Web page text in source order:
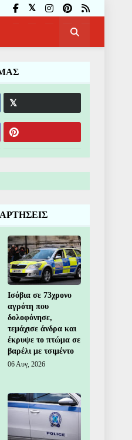
Ισόβια σε 73χρονο
αγρότη που
δολοφόνησε,
τεμάχισε άνδρα και
έκρυψε το πτώμα σε
βαρέλι με τσιμέντο
06 Αυγ, 2026